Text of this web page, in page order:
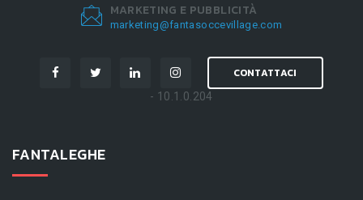
MARKETING E PUBBLICITÀ
marketing@fantasoccevillage.com
CONTATTACI
- 10.1.0.204
FANTALEGHE